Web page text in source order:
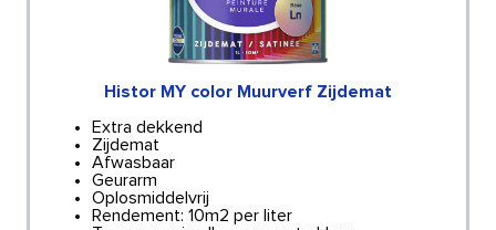
Histor MY color Muurverf Zijdemat
Extra dekkend
Zijdemat
Afwasbaar
Geurarm
Oplosmiddelvrij
Rendement: 10m2 per liter